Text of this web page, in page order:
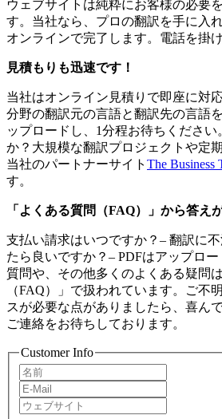
ウェブサイトは純粋にお客様の必要
す。当社なら、プロの翻訳を手に入
オンラインで完了します。電話を掛
見積もりも迅速です！
当社はオンライン見積りで即座に対
分野の翻訳元の言語と翻訳先の言語
ップロードし、1分程お待ちくださ
か？大規模な翻訳プロジェクトや定
当社のパートナーサイト The Business
す。
「よくある質問（FAQ）」から答え
支払い請求はいつですか？– 翻訳に
たら良いですか？– PDFはアップロ
質問や、その他多くのよくある疑問
（FAQ）」で扱われています。ご不
スが必要な点がありましたら、喜ん
ご連絡をお待ちしております。
Customer Info